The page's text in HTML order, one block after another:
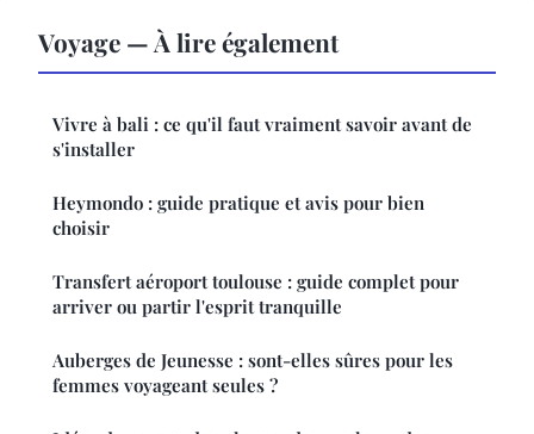
Voyage — À lire également
Vivre à bali : ce qu'il faut vraiment savoir avant de
s'installer
Heymondo : guide pratique et avis pour bien
choisir
Transfert aéroport toulouse : guide complet pour
arriver ou partir l'esprit tranquille
Auberges de Jeunesse : sont-elles sûres pour les
femmes voyageant seules ?